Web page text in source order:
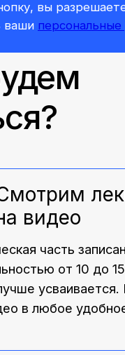
помогать
знания на
менторы, которые
вас, помогать и
задания приближены к
сталкиваются
мы закрепляем новые
спикерам и